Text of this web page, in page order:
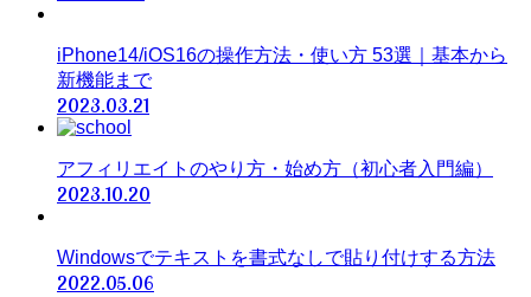
iPhone14/iOS16の操作方法・使い方 53選｜基本から
新機能まで
2023.03.21
アフィリエイトのやり方・始め方（初心者入門編）
2023.10.20
Windowsでテキストを書式なしで貼り付けする方法
2022.05.06